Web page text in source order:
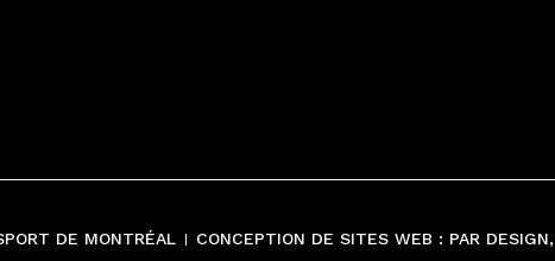
DE MONTRÉAL CONCEPTION DE SITES WEB : PAR DESIGN,